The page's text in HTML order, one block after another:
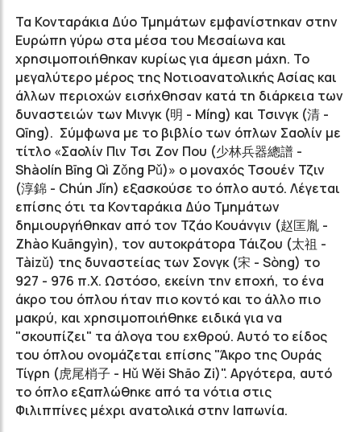
Τα Κονταράκια Δύο Τμημάτων εμφανίστηκαν στην
Ευρώπη γύρω στα μέσα του Μεσαίωνα και
χρησιμοποιήθηκαν κυρίως για άμεση μάχη. Το
μεγαλύτερο μέρος της Νοτιοανατολικής Ασίας και
άλλων περιοχών εισήχθησαν κατά τη διάρκεια των
δυναστειών των Μινγκ (明 - Míng) και Τσινγκ (清 -
Qīng). Σύμφωνα με το βιβλίο των όπλων Σαολίν με
τίτλο «Σαολίν Πιν Τσι Ζον Που (少林兵器總譜 -
Shàolín Bīng Qì Zǒng Pǔ)» o μοναχός Τσουέν Τζιν
(淳錦 - Chún Jǐn) εξασκούσε το όπλο αυτό. Λέγεται
επίσης ότι τα Κονταράκια Δύο Τμημάτων
δημιουργήθηκαν από τον Τζάο Κουάνγιν (赵匡胤 -
Zhào Kuāngyìn), τον αυτοκράτορα Τάιζου (太祖 -
Tàizǔ) της δυναστείας των Σονγκ (宋 - Sòng) το
927 - 976 π.Χ. Ωστόσο, εκείνη την εποχή, το ένα
άκρο του όπλου ήταν πιο κοντό και το άλλο πιο
μακρύ, και χρησιμοποιήθηκε ειδικά για να
"σκουπίζει" τα άλογα του εχθρού. Αυτό το είδος
του όπλου ονομάζεται επίσης "Άκρο της Ουράς
Τίγρη (虎尾梢子 - Hǔ Wěi Shāo Zi)". Αργότερα, αυτό
το όπλο εξαπλώθηκε από τα νότια στις
Φιλιππίνες μέχρι ανατολικά στην Ιαπωνία.